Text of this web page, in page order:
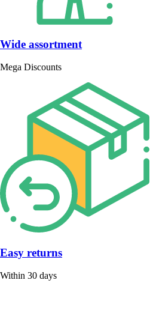
Wide assortment
Mega Discounts
Easy returns
Within 30 days